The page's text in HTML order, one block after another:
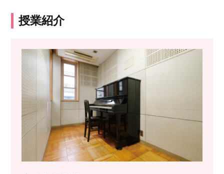
授業紹介